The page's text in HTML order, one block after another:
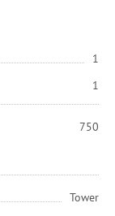
1
1
750
Tower